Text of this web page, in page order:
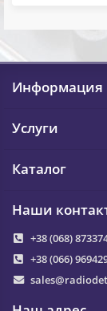
Информация
Услуги
Каталог
Наши
+38 (068)
+38 (066)